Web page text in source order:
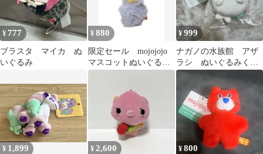
¥ 777
ブラスタ マイカ ぬ
いぐるみ
¥880
限定セール mojojojo
マスコットぬいぐるみ
６ ねこ 新品 プライ
¥999
ナガノの水族館 アザ
ラシ ぬいぐるみくじ
D賞ノーマル
¥ 1,899 ¥2,600 ¥800